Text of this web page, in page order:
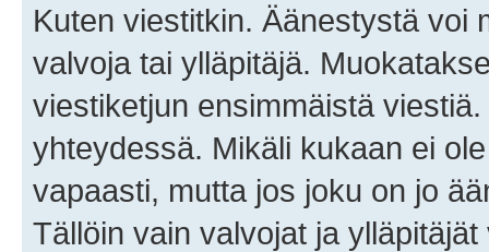
Kuten viestitkin. Äänestystä voi
valvoja tai ylläpitäjä.
viestiketjun ensimmäistä
yhteydessä. Mikäli kukaan ei
vapaasti, mutta jos joku on jo
Tällöin vain valvojat ja